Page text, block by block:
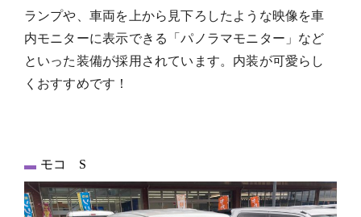
ランプや、車両を上から見下ろしたような映像を車
内モニターに表示できる「パノラマモニター」など
といった装備が採用されています。内装が可愛らし
くおすすめです！
モコ S